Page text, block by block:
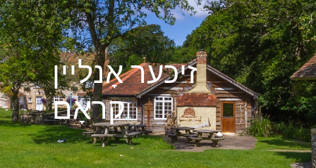
זיכער אָנליין
קראָם